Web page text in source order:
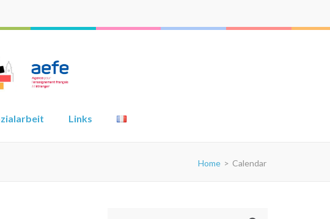
Links
Home > Calendar